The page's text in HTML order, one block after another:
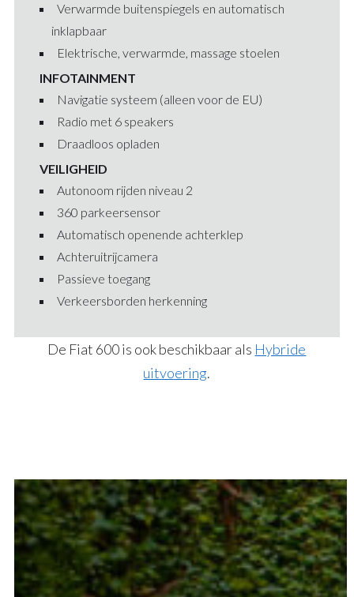
Verwarmde buitenspiegels en automatisch
inklapbaar
Elektrische, verwarmde, massage stoelen
INFOTAINMENT
Navigatie systeem (alleen voor de EU)
Radio met 6 speakers
Draadloos opladen
VEILIGHEID
Autonoom rijden niveau 2
360 parkeersensor
Automatisch openende achterklep
Achteruitrijcamera
Passieve toegang
Verkeersborden herkenning
De Fiat 600 is ook beschikbaar als Hybride
uitvoering.